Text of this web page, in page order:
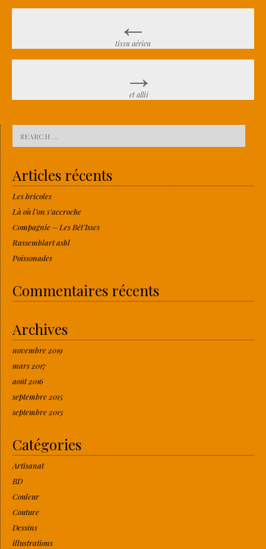
←
tissu aérien
→
et allii
Search for:
Articles récents
Les bricoles
Là où l’on s’accroche
Compagnie – Les Bêt’Isses
Rassemblart asbl
Poissonades
Commentaires récents
Archives
novembre 2019
mars 2017
août 2016
septembre 2015
septembre 2013
Catégories
Artisanat
BD
Couleur
Couture
Dessins
illustrations